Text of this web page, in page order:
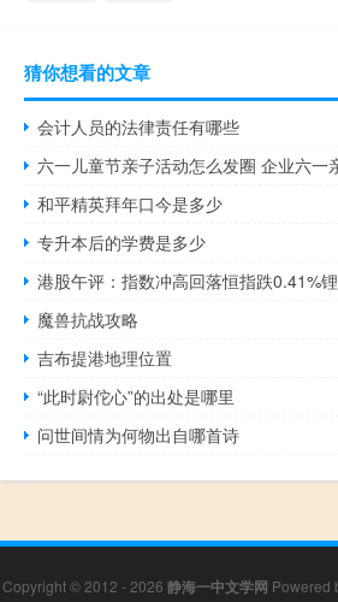
猜你想看的文章
会计人员的法律责任有哪些
六一儿童节亲子活动怎么发圈 企业六一
和平精英拜年口今是多少
专升本后的学费是多少
魔兽抗战攻略
吉布提港地理位置
“此时尉佗心”的出处是哪里
问世间情为何物出自哪首诗
Copyright © 2012 - 2026 静海一中文学网 Powered